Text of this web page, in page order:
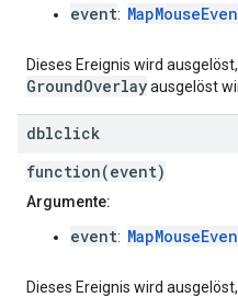
event:
Dieses Ereignis wird
GroundOverlayausgelöst
dblclick
function(event)
Argumente:
event:
Dieses Ereignis wird